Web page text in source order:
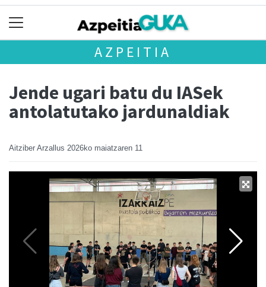
AZPEITIA
Jende ugari batu du IASek
antolatutako jardunaldiak
Aitziber Arzallus 2026ko maiatzaren 11